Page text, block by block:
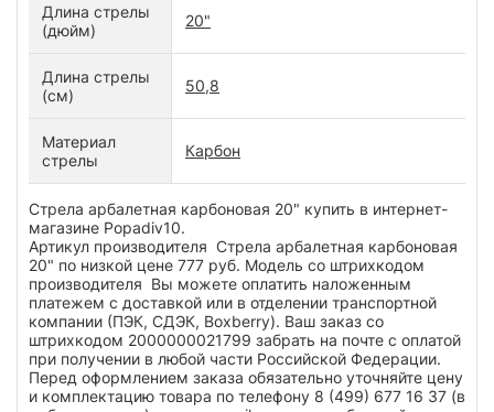
Длина стрелы
(дюйм)
20"
Длина стрелы
(см)
50,8
Материал
стрелы
Карбон
Стрела арбалетная карбоновая 20" купить в интернет-
магазине Popadiv10.
Артикул производителя Стрела арбалетная карбоновая
20" по низкой цене 777 руб. Модель со штрихкодом
производителя Вы можете оплатить наложенным
платежем с доставкой или в отделении транспортной
компании (ПЭК, СДЭК, Boxberry). Ваш заказ со
штрихкодом 2000000021799 забрать на почте с оплатой
при получении в любой части Российской Федерации.
Перед оформлением заказа обязательно уточняйте цену
и комплектацию товара по телефону 8 (499) 677 16 37 (в